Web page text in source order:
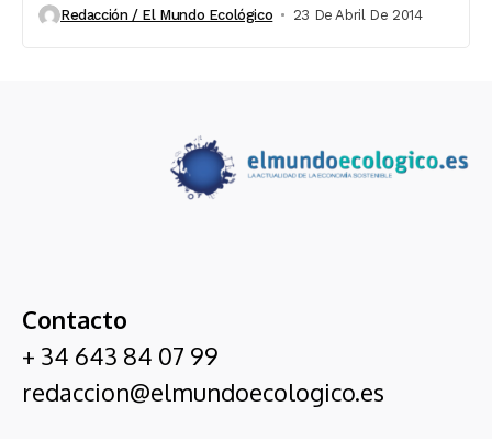
Redacción / El Mundo Ecológico 23 De Abril De 2014
Contacto
+ 34 643 84 07 99
redaccion@elmundoecologico.es